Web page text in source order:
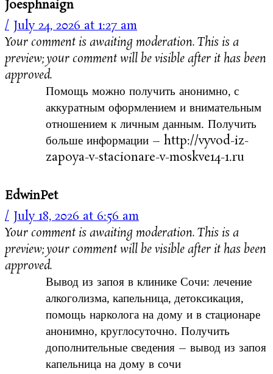
Joesphnaign
July 24, 2026 at 1:27 am
Your comment is awaiting moderation. This is a
preview; your comment will be visible after it has been
approved.
Помощь можно получить анонимно, с
аккуратным оформлением и внимательным
отношением к личным данным. Получить
больше информации – http://vyvod-iz-
zapoya-v-stacionare-v-moskve14-1.ru
EdwinPet
July 18, 2026 at 6:56 am
Your comment is awaiting moderation. This is a
preview; your comment will be visible after it has been
approved.
Вывод из запоя в клинике Сочи: лечение
алкоголизма, капельница, детоксикация,
помощь нарколога на дому и в стационаре
анонимно, круглосуточно. Получить
дополнительные сведения – вывод из запоя
капельница на дому в сочи